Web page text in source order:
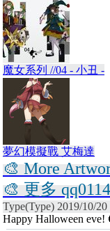
魔女系列 //04 - 小丑 -
夢幻模擬戰 艾梅達
🎨 More
🎨 更多
Type(Type) 2019/10/20
Happy Halloween eve!